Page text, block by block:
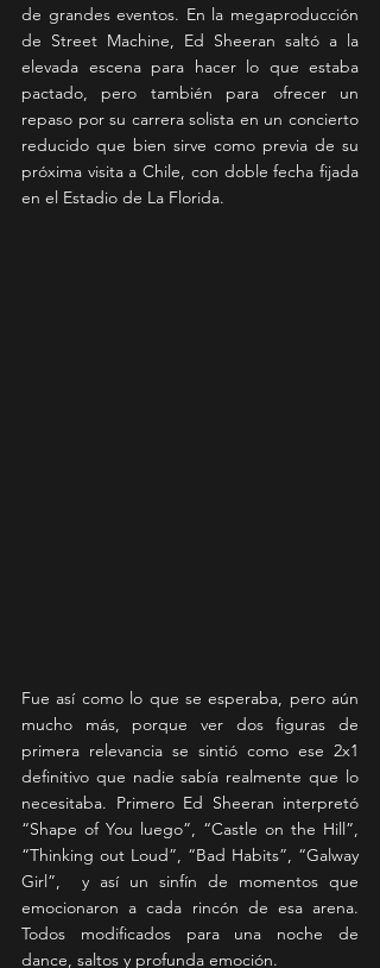
de grandes eventos. En la megaproducción
de Street Machine, Ed Sheeran saltó a la
elevada escena para hacer lo que estaba
pactado, pero también para ofrecer un
repaso por su carrera solista en un concierto
reducido que bien sirve como previa de su
próxima visita a Chile, con doble fecha fijada
en el Estadio de La Florida.
Fue así como lo que se esperaba, pero aún
mucho más, porque ver dos figuras de
primera relevancia se sintió como ese 2x1
definitivo que nadie sabía realmente que lo
necesitaba. Primero Ed Sheeran interpretó
“Shape of You luego”, “Castle on the Hill”,
“Thinking out Loud”, “Bad Habits”, “Galway
Girl”,  y así un sinfín de momentos que
emocionaron a cada rincón de esa arena.
Todos modificados para una noche de
dance, saltos y profunda emoción.